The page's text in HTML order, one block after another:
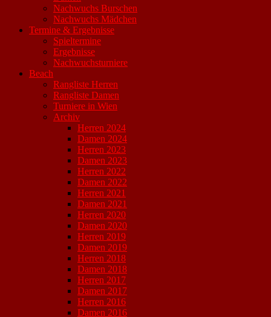
Nachwuchs Burschen
Nachwuchs Mädchen
Termine & Ergebnisse
Spieltermine
Ergebnisse
Nachwuchsturniere
Beach
Rangliste Herren
Rangliste Damen
Turniere in Wien
Archiv
Herren 2024
Damen 2024
Herren 2023
Damen 2023
Herren 2022
Damen 2022
Herren 2021
Damen 2021
Herren 2020
Damen 2020
Herren 2019
Damen 2019
Herren 2018
Damen 2018
Herren 2017
Damen 2017
Herren 2016
Damen 2016